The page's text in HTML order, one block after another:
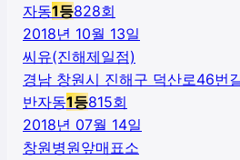
자동1등828회
2018년 10월 13일
씨유(진해제일점)
경남 창원시 진해구 덕산로46번
반자동1등815회
2018년 07월 14일
창원병원앞매표소